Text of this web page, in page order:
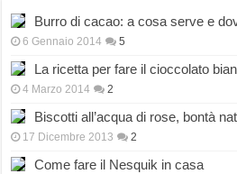
Burro di cacao: a cosa serve e
6 Gennaio 2014 5
La ricetta per fare il cioccolato
4 Marzo 2014 2
Biscotti all’acqua di rose, bontà
17 Dicembre 2013 2
Come fare il Nesquik in casa